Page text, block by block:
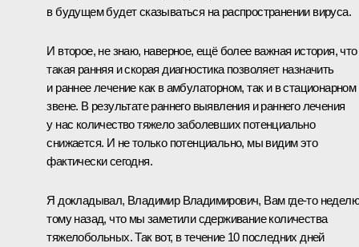
в будущем будет сказываться на распространении вируса.
И второе, не знаю, наверное, ещё более важная история, что
такая ранняя и скорая диагностика позволяет назначить
и раннее лечение как в амбулаторном, так и в стационарном
звене. В результате раннего выявления и раннего лечения
у нас количество тяжело заболевших потенциально
снижается. И не только потенциально, мы видим это
фактически сегодня.
Я докладывал, Владимир Владимирович, Вам где-то неделю
тому назад, что мы заметили сдерживание количества
тяжелобольных. Так вот, в течение 10 последних дней